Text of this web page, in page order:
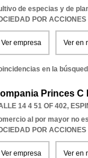
de especias y de
POR
Ver empresa Ver en
en la
Princes C
14 4 51 OF 402,
al por mayor no
POR
Ver empresa Ver en